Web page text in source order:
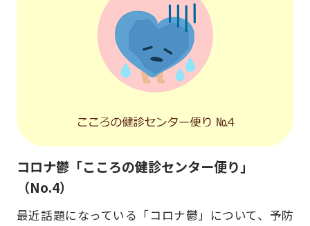
コロナ鬱「こころの健診センター便り」
（No.4）
最近話題になっている「コロナ鬱」について、予防